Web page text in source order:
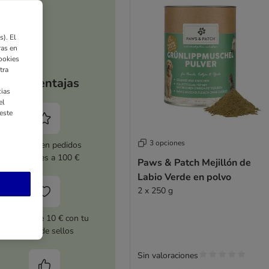
Tus ventajas
5 % dto. en pedidos
superiores a 100 €
Cupones de 10 € con tu
tarjeta de sellos
3 opciones
Paws & Patch Mejillón de
Labio Verde en polvo
2 x 250 g
Sin valoraciones
El
en